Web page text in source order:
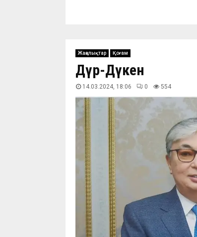
Жаңалықтар Қоғам
Дүр-Дүкен
14.03.2024, 18:06 0 554